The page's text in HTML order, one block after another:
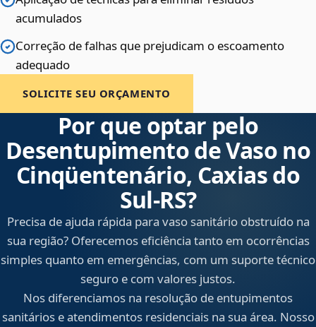
acumulados
Correção de falhas que prejudicam o escoamento
adequado
SOLICITE SEU ORÇAMENTO
Por que optar pelo
Desentupimento de Vaso no
Cinqüentenário, Caxias do
Sul‑RS?
Precisa de ajuda rápida para vaso sanitário obstruído na
sua região? Oferecemos eficiência tanto em ocorrências
simples quanto em emergências, com um suporte técnico
seguro e com valores justos.
Nos diferenciamos na resolução de entupimentos
sanitários e atendimentos residenciais na sua área. Nosso